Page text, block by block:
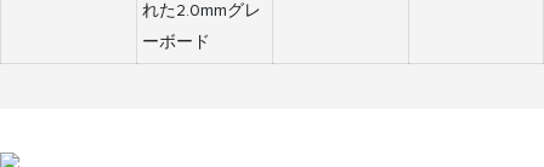
れた2.0mmグレ
ーボード